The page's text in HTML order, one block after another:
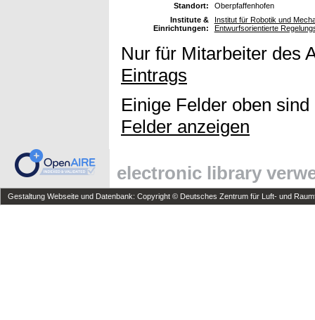
Standort:
Oberpfaffenhofen
Institute &
Einrichtungen:
Institut für Robotik und
Entwurfsorientierte
Nur für Mitarbeiter des
Eintrags
Einige Felder oben
Felder anzeigen
electronic library
Gestaltung Webseite und Datenbank: Copyright © Deutsches Zentrum für Luft- und